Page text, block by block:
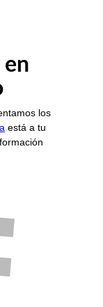
en
los
está a tu